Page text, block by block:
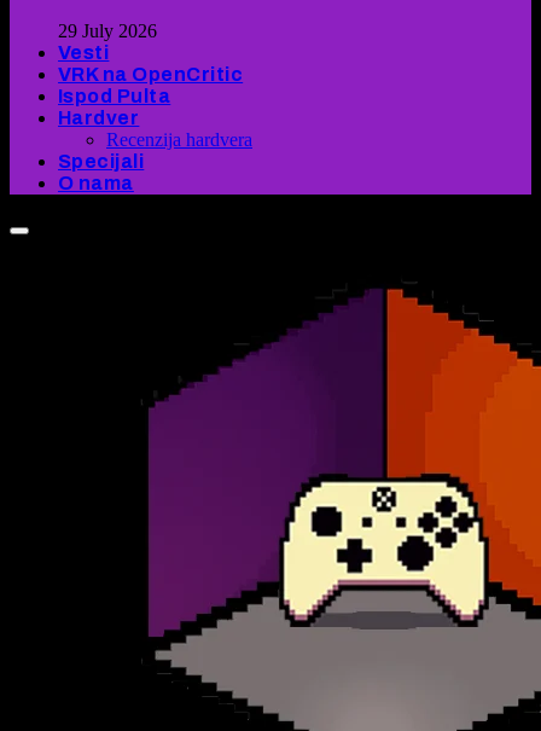
29 July 2026
Vesti
VRK na OpenCritic
Ispod Pulta
Hardver
Recenzija hardvera
Specijali
O nama